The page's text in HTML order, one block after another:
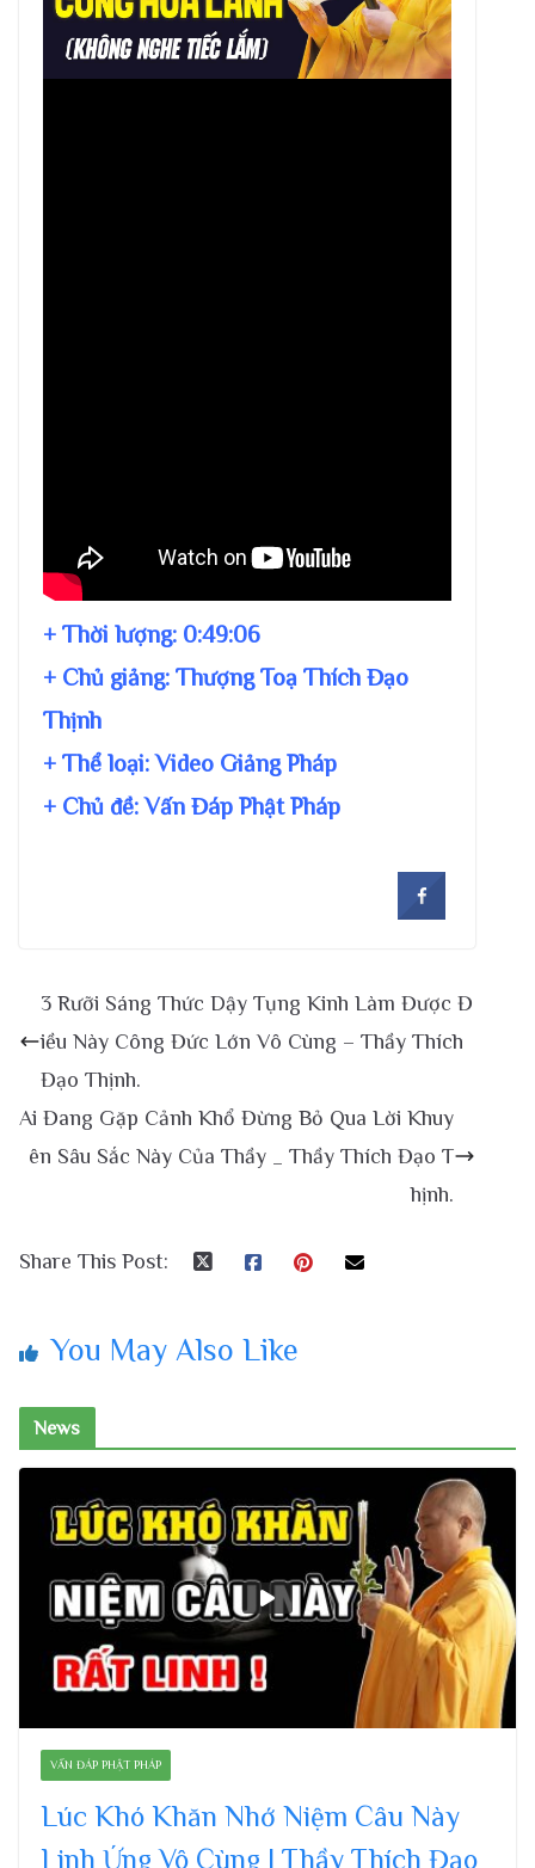
+ Thời lượng: 0:49:06
+ Chủ giảng: Thượng Toạ Thích Đạo
Thịnh
+ Thể loại: Video Giảng Pháp
+ Chủ đề:Vấn Đáp Phật Pháp
3 Rưỡi Sáng Thức Dậy Tụng Kinh Làm Được Đ
iều Này Công Đức Lớn Vô Cùng – Thầy Thích
Đạo Thịnh.
Ai Đang Gặp Cảnh Khổ Đừng Bỏ Qua Lời Khuy
ên Sâu Sắc Này Của Thầy _ Thầy Thích Đạo T
hịnh.
Share This Post:
You May Also Like
News
VẤN ĐÁP PHẬT PHÁP
Lúc Khó Khăn Nhớ Niệm Câu Này
Linh Ứng Vô Cùng | Thầy Thích Đạo